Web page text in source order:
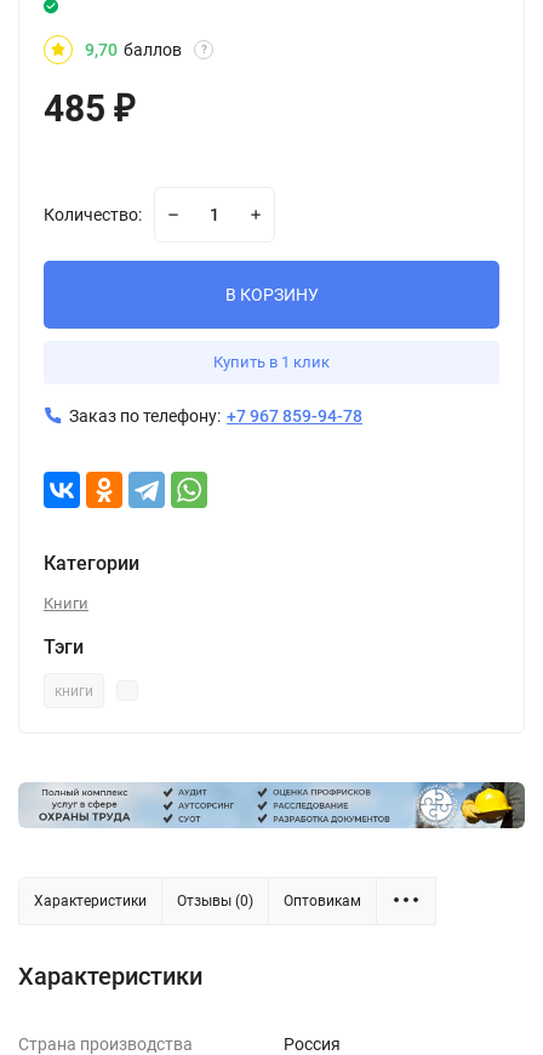
9,70 баллов ?
485 ₽
Количество:
В КОРЗИНУ
Купить в 1 клик
Заказ по телефону: +7 967 859-94-78
Категории
Книги
Тэги
книги
Характеристики Отзывы (0) Оптовикам
Характеристики
Страна производства Россия